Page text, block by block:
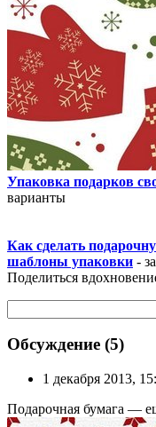
Упаковка подарков
варианты
Как сделать
шаблоны упаковки -
Поделиться
Обсуждение (5)
1 декабря 2013,
Подарочная бумага —